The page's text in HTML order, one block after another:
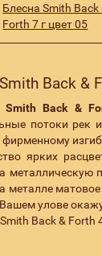
Блесна Smith Back
Forth 7 г цвет 05
Back &
Smith Back &
потоки рек
фирменному
ярких
металлическую
металле
улове
Back &